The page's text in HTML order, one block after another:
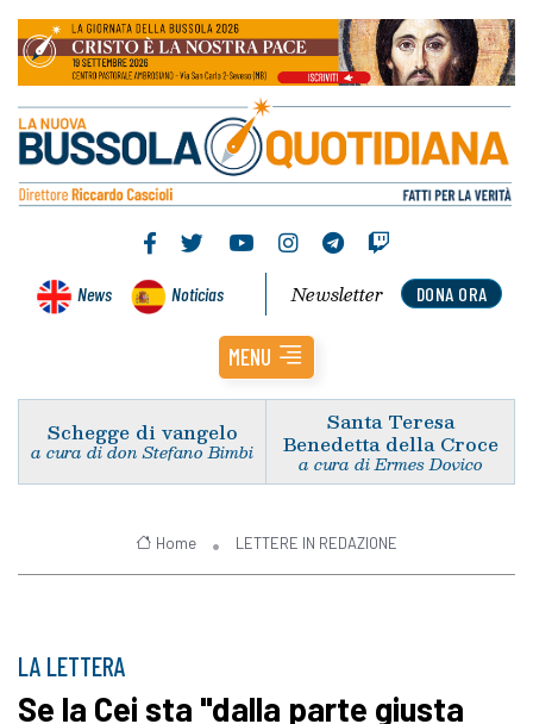
News Noticias DONA ORA
Newsletter
MENU
Schegge di vangelo
a cura di don Stefano Bimbi
Santa Teresa
Benedetta della Croce
a cura di Ermes Dovico
Home LETTERE IN REDAZIONE
LA LETTERA
Se la Cei sta "dalla parte giusta